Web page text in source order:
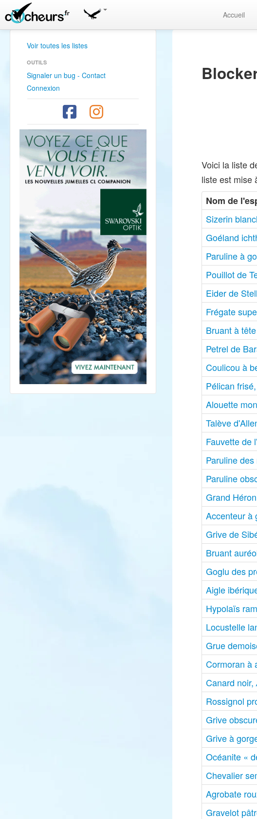
Accueil
Voir toutes les listes
OUTILS
Signaler un bug - Contact
Connexion
Voici la liste
liste est mise
Nom de
Sizerin
Goéland
Paruline à
Pouillot de
Eider de
Frégate
Bruant à
Petrel de
Coulicou à
Pélican frisé,
Alouette
Talève
Fauvette de
Paruline
Paruline
Grand
Accenteur à
Grive de
Bruant
Goglu des
Aigle
Hypolaïs
Locustelle
Grue
Cormoran à
Canard noir,
Rossignol
Grive
Grive à
Océanite «
Chevalier
Agrobate
Gravelot